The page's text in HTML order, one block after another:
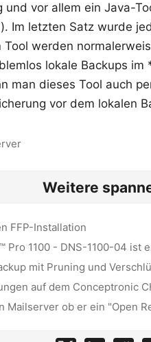
und vor allem ein Java-
Im letzten Satz wurde
werden
lokale Backups
man dieses Tool auch
vor dem lokalen
Weitere
FFP-Installation
Pro 1100 - DNS-1100-04 ist
mit Pruning und
auf dem Conceptronic
Mailserver ob er ein "Open